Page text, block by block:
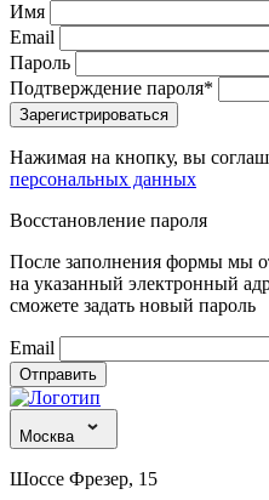
Имя
Email
Пароль
Подтверждение пароля*
Зарегистрироваться
Нажимая на кнопку, вы
персональных данных
Восстановление пароля
После заполнения формы мы
на указанный электронный
сможете задать новый пароль
Email
Отправить
Москва
Шоссе Фрезер, 15